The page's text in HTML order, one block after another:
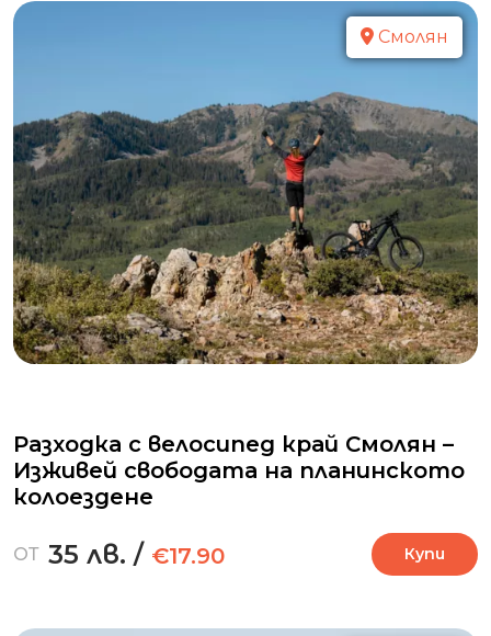
Смолян
Разходка с велосипед край Смолян –
Изживей свободата на планинското
колоездене
ОТ 35 лв. / €17.90 Купи